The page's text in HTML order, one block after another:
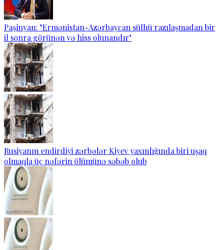
Paşinyan: "Ermənistan-Azərbaycan sülhü razılaşmadan bir
il sonra görünən və hiss olunandır"
Rusiyanın endirdiyi zərbələr Kiyev yaxınlığında biri uşaq
olmaqla üç nəfərin ölümünə səbəb olub